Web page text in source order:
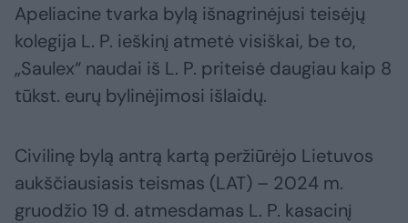
Apeliacine tvarka bylą išnagrinėjusi teisėjų
kolegija L. P. ieškinį atmetė visiškai, be to,
„Saulex“ naudai iš L. P. priteisė daugiau kaip 8
tūkst. eurų bylinėjimosi išlaidų.
Civilinę bylą antrą kartą peržiūrėjo Lietuvos
aukščiausiasis teismas (LAT) – 2024 m.
gruodžio 19 d. atmesdamas L. P. kasacinį